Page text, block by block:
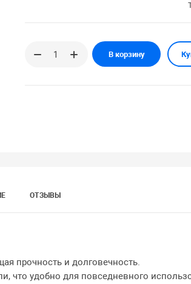
В корзину
ОТЗЫВЫ
прочность и долговечность.
удобно для повседневного